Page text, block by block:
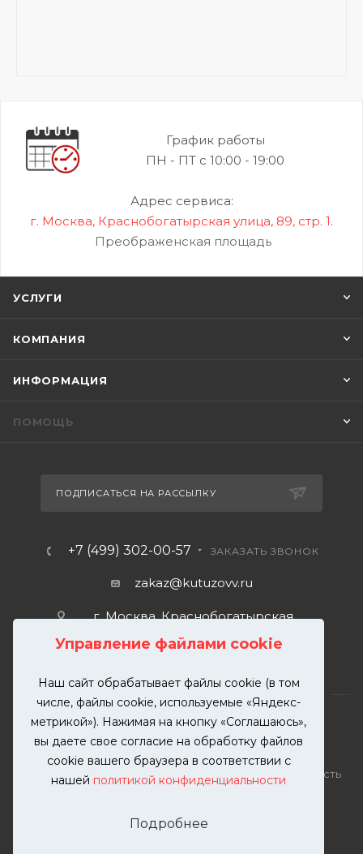
Управление файлами cookie
Наш сайт обрабатывает файлы cookie (в том
числе, файлы cookie, используемые «Яндекс-
метрикой»). Нажимая на кнопку «Соглашаюсь»,
вы даете свое согласие на обработку файлов
cookie вашего браузера в соответствии с
нашей политикой конфиденциальности
Подробнее
График работы
ПН - ПТ с 10:00 - 19:00
Адрес сервиса:
г. Москва, Краснобогатырская улица, 89, стр. 1.
Преображенская площадь
УСЛУГИ
КОМПАНИЯ
ИНФОРМАЦИЯ
ПОМОЩЬ
ПОДПИСАТЬСЯ НА РАССЫЛКУ
+7 (499) 302-00-57 ЗАКАЗАТЬ ЗВОНОК
zakaz@kutuzovv.ru
г. Москва, Краснобогатырская
2026 © KUTUZOVV | Кузовной ремонт и покраска
автомобилей. Вся информация на сайте – собственность
разрешения запрещена. Все права защищены.